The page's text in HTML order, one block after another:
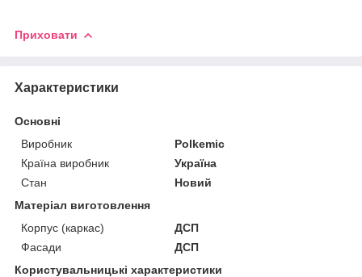
Приховати
Характеристики
Основні
Виробник
Polkemic
Країна виробник
Україна
Стан
Новий
Матеріал виготовлення
Корпус (каркас)
ДСП
Фасади
ДСП
Користувальницькі характеристики